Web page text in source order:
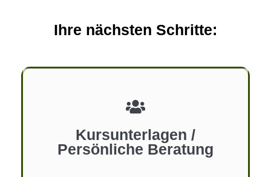
Ihre nächsten Schritte:
Kursunterlagen /
Persönliche Beratung